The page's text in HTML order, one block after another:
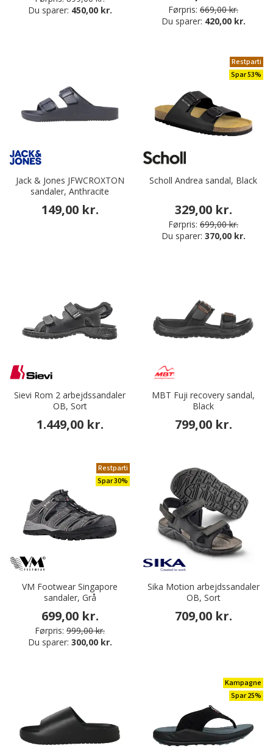
Du sparer: 450,00 kr. Førpris: 669,00 kr.
Du sparer: 420,00 kr.
Jack & Jones JFWCROXTON
sandaler, Anthracite
149,00 kr.
Restparti
Spar 53%
Scholl Andrea sandal, Black
329,00 kr.
Førpris: 699,00 kr.
Du sparer: 370,00 kr.
Sievi Rom 2 arbejdssandaler
OB, Sort
1.449,00 kr.
MBT Fuji recovery sandal,
Black
799,00 kr.
Restparti
Spar 30%
VM Footwear Singapore
sandaler, Grå
699,00 kr.
Førpris: 999,00 kr.
Du sparer: 300,00 kr.
Sika Motion arbejdssandaler
OB, Sort
709,00 kr.
Kampagne
Spar 25%